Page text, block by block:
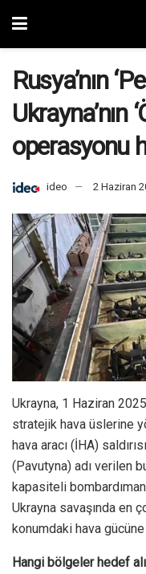
Rusya’nın
Ukrayna’nın
operasyonu
ideo 2 Haziran
Ukrayna, 1 Haziran
stratejik hava üslerine
hava aracı (İHA)
(Pavutyna) adı verilen
kapasiteli
Ukrayna savaşında en
konumdaki hava
Hangi bölgeler hedef